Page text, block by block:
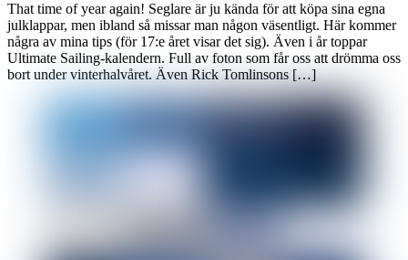
That time of year again! Seglare är ju kända för att köpa sina egna
julklappar, men ibland så missar man någon väsentligt. Här kommer
några av mina tips (för 17:e året visar det sig). Även i år toppar
Ultimate Sailing-kalendern. Full av foton som får oss att drömma oss
bort under vinterhalvåret. Även Rick Tomlinsons […]